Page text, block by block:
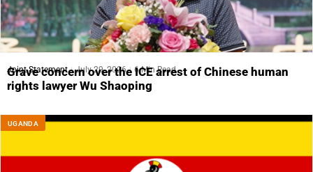
Joint Statement July 29, 2026 6 Min Read
Grave concern over the ICE arrest of Chinese human
rights lawyer Wu Shaoping
UGANDA